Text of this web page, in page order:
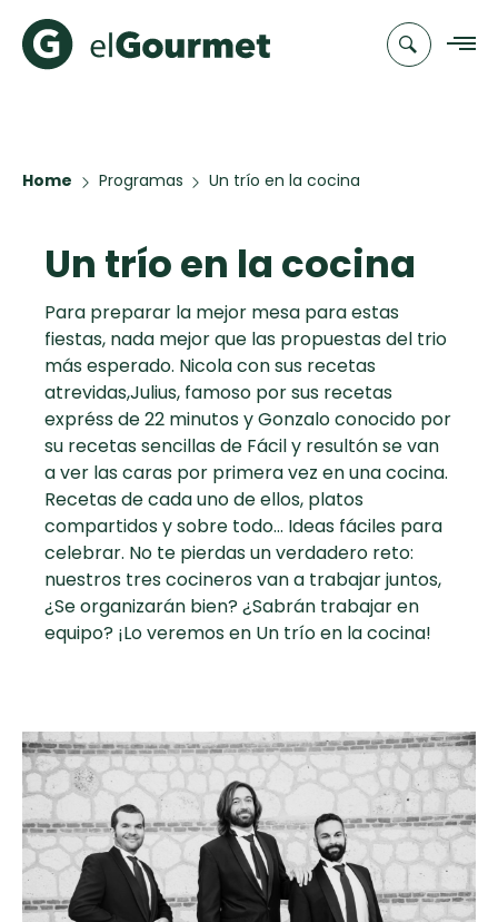
Recetas
Populares
Hot Pancakes
Aguachile de
Camarón de
mi Papá
Galletas con
Chispas de
Chocolate
Red Velvet
Cake
Categorias
Cupcakes y
Muffins
A Pura Dulzura
30 min
Todas las
recetas
Canal de
Novedades
Club
elGourmet
Home Programas Un trío en la cocina
Un trío en la cocina
Para preparar la mejor mesa para estas
fiestas, nada mejor que las propuestas del trio
más esperado. Nicola con sus recetas
atrevidas,Julius, famoso por sus recetas
expréss de 22 minutos y Gonzalo conocido por
su recetas sencillas de Fácil y resultón se van
a ver las caras por primera vez en una cocina.
Recetas de cada uno de ellos, platos
compartidos y sobre todo... Ideas fáciles para
celebrar. No te pierdas un verdadero reto:
nuestros tres cocineros van a trabajar juntos,
¿Se organizarán bien? ¿Sabrán trabajar en
equipo? ¡Lo veremos en Un trío en la cocina!